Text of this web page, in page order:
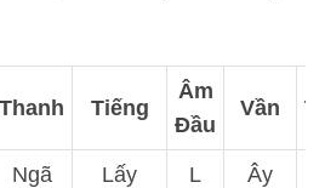
Thanh Tiếng
Âm
Đầu
Vần
Ngã Lấy L Ây